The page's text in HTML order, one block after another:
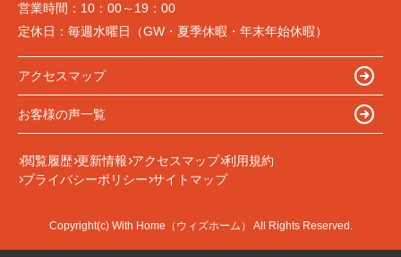
営業時間： 10：00～19：00
定休日： 毎週水曜日（GW・夏季休暇・年末年始休暇）
アクセスマップ
お客様の声一覧
閲覧履歴 更新情報 アクセスマップ 利用規約
プライバシーポリシー サイトマップ
Copyright(c) With Home（ウィズホーム） All Rights Reserved.